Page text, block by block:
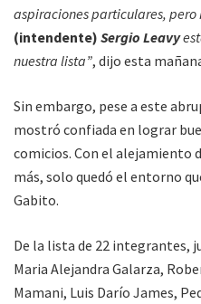
aspiraciones particulares,
(intendente) Sergio Leavy
nuestra lista”, dijo esta
Sin embargo, pese a este
mostró confiada en lograr
comicios. Con el alejamiento
más, solo quedó el entorno
Gabito.
De la lista de 22 integrantes,
Maria Alejandra Galarza,
Mamani, Luis Darío James,